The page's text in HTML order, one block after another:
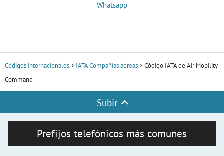
Whatsapp
Códigos internacionales IATA Compañías aéreas
Código IATA de Air Mobility
Command
Subir
Prefijos telefónicos más comunes